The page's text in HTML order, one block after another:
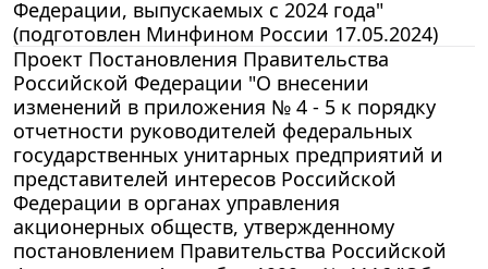
Федерации, выпускаемых с 2024 года"
(подготовлен Минфином России 17.05.2024)
Проект Постановления Правительства
Российской Федерации "О внесении
изменений в приложения № 4 - 5 к порядку
отчетности руководителей федеральных
государственных унитарных предприятий и
представителей интересов Российской
Федерации в органах управления
акционерных обществ, утвержденному
постановлением Правительства Российской